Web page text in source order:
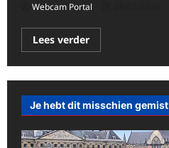
Webcam Portal
Lees verderLees
meer
Oekraïne
Je hebt dit misschien gemist